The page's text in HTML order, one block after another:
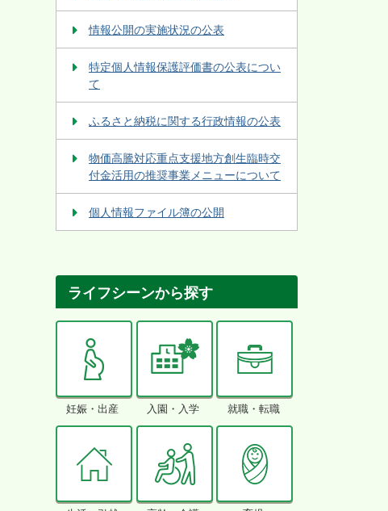
情報公開の実施状況の公表
特定個人情報保護評価書の公表につい
て
ふるさと納税に関する行政情報の公表
物価高騰対応重点支援地方創生臨時交
付金活用の推奨事業メニューについて
個人情報ファイル簿の公開
ライフシーンから探す
妊娠・出産 入園・入学 就職・転職